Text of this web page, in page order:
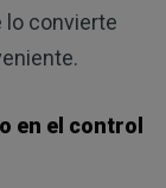
lo convierte
en el control